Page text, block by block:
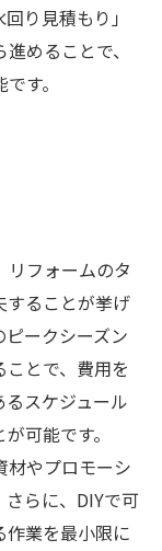
り見積もり」
めることで、
す。
リフォームのタ
することが挙げ
ークシーズン
とで、費用を
スケジュール
可能です。
材やプロモーシ
らに、DIYで可
業を最小限に